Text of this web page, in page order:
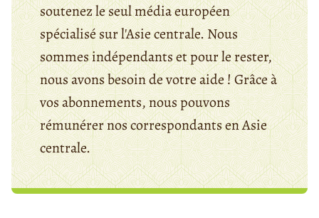
soutenez le seul média européen
spécialisé sur l'Asie centrale. Nous
sommes indépendants et pour le rester,
nous avons besoin de votre aide ! Grâce à
vos abonnements, nous pouvons
rémunérer nos correspondants en Asie
centrale.